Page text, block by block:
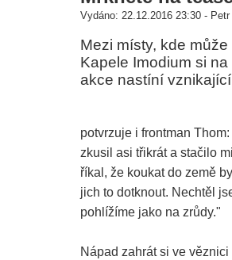
Vydáno: 22.12.2016 23:30 -
Mezi místy, kde
Kapele Imodium si
akce nastíní
potvrzuje i frontman
zkusil asi třikrát a stačilo
říkal, že koukat do země
jich to dotknout. Nechtěl
pohlížíme jako na zrůdy."
Nápad zahrát si ve